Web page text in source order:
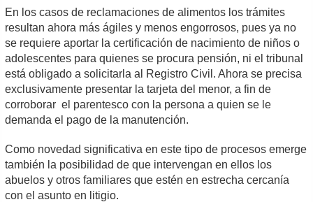
En los casos de reclamaciones de alimentos los trámites
resultan ahora más ágiles y menos engorrosos, pues ya no
se requiere aportar la certificación de nacimiento de niños o
adolescentes para quienes se procura pensión, ni el tribunal
está obligado a solicitarla al Registro Civil. Ahora se precisa
exclusivamente presentar la tarjeta del menor, a fin de
corroborar el parentesco con la persona a quien se le
demanda el pago de la manutención.
Como novedad significativa en este tipo de procesos emerge
también la posibilidad de que intervengan en ellos los
abuelos y otros familiares que estén en estrecha cercanía
con el asunto en litigio.